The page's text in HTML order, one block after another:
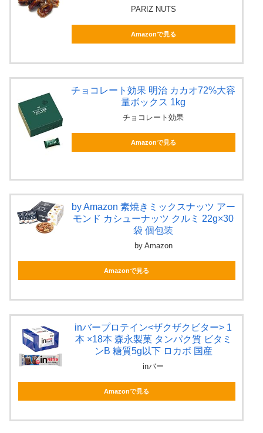
PARIZ NUTS
Amazonで見る
チョコレート効果 明治 カカオ72%大容
量ボックス 1kg
チョコレート効果
Amazonで見る
by Amazon 素焼きミックスナッツ アー
モンド カシューナッツ クルミ 22g×30
袋 個包装
by Amazon
Amazonで見る
inバープロテイン<ザクザクビター> 1
本 ×18本 森永製菓 タンパク質 ビタミ
ンB 糖質5g以下 ロカボ 国産
inバー
Amazonで見る